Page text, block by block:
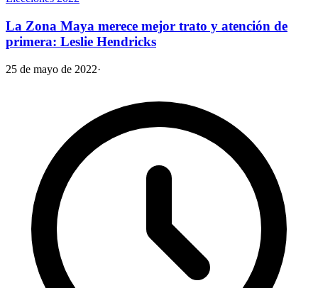
La Zona Maya merece mejor trato y atención de
primera: Leslie Hendricks
25 de mayo de 2022·